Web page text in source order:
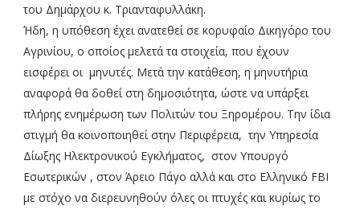
του Δημάρχου κ. Τριανταφυλλάκη.
Ήδη, η υπόθεση έχει ανατεθεί σε κορυφαίο Δικηγόρο του
Αγρινίου, ο οποίος μελετά τα στοιχεία, που έχουν
εισφέρει οι μηνυτές. Μετά την κατάθεση, η μηνυτήρια
αναφορά θα δοθεί στη δημοσιότητα, ώστε να υπάρξει
πλήρης ενημέρωση των Πολιτών του Ξηρομέρου. Την ίδια
στιγμή θα κοινοποιηθεί στην Περιφέρεια, την Υπηρεσία
Δίωξης Ηλεκτρονικού Εγκλήματος, στον Υπουργό
Εσωτερικών , στον Άρειο Πάγο αλλά και στο Ελληνικό FBI
με στόχο να διερευνηθούν όλες οι πτυχές και κυρίως το